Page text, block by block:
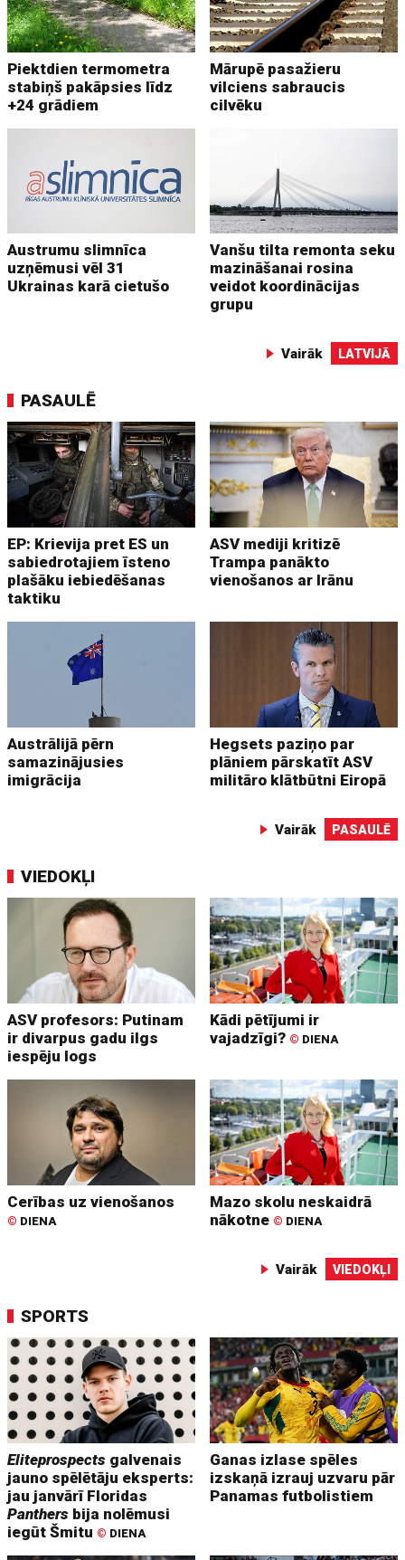
Piektdien termometra
stabiņš pakāpsies līdz
+24 grādiem
Mārupē pasažieru
vilciens sabraucis
cilvēku
Austrumu slimnīca
uzņēmusi vēl 31
Ukrainas karā cietušo
Vanšu tilta remonta seku
mazināšanai rosina
veidot koordinācijas
grupu
Vairāk LATVIJĀ
PASAULĒ
EP: Krievija pret ES un
sabiedrotajiem īsteno
plašāku iebiedēšanas
taktiku
ASV mediji kritizē
Trampa panākto
vienošanos ar Irānu
Austrālijā pērn
samazinājusies
imigrācija
Hegsets paziņo par
plāniem pārskatīt ASV
militāro klātbūtni Eiropā
Vairāk PASAULĒ
VIEDOKĻI
ASV profesors: Putinam
ir divarpus gadu ilgs
iespēju logs
Kādi pētījumi ir
vajadzīgi? © DIENA
Cerības uz vienošanos
© DIENA
Mazo skolu neskaidrā
nākotne © DIENA
Vairāk VIEDOKĻI
SPORTS
Eliteprospects galvenais
jauno spēlētāju eksperts:
jau janvārī Floridas
Panthers bija nolēmusi
iegūt Šmitu © DIENA
Ganas izlase spēles
izskaņā izrauj uzvaru pār
Panamas futbolistiem